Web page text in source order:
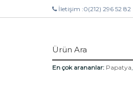
İletişim :0(212) 296 52 82
En çok arananlar: Papatya,